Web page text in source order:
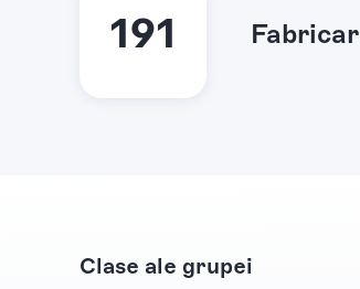
191
Clase ale grupei